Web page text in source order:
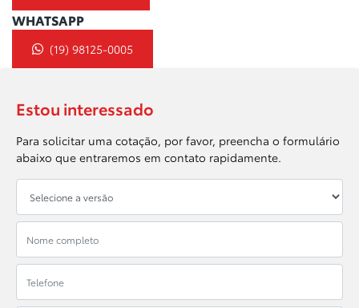
Estou interessado
Para solicitar uma cotação, por favor, preencha o formulário
abaixo que entraremos em contato rapidamente.
WHATSAPP
(19) 98125-0005